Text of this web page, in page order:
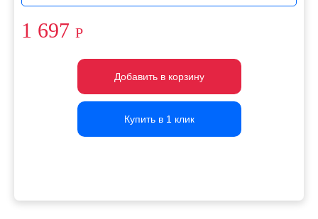
1 697 Р
Добавить в корзину
Добавить в корзину
Добавить в корзину
Купить в 1 клик
Купить в 1 клик
Купить в 1 клик